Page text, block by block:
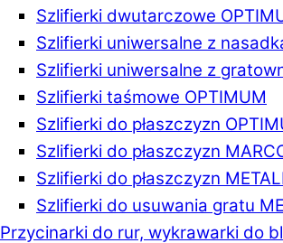
Szlifierki dwutarczowe
Szlifierki uniwersalne z
Szlifierki uniwersalne z
Szlifierki taśmowe OPTIMUM
Szlifierki do płaszczyzn
Szlifierki do płaszczyzn
Szlifierki do płaszczyzn
Szlifierki do usuwania gratu
Przycinarki do rur, wykrawarki do